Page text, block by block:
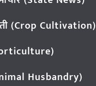
(Crop Cultivation)
Husbandry)